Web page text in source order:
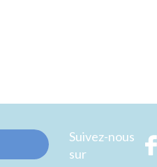
Suivez-nous
sur